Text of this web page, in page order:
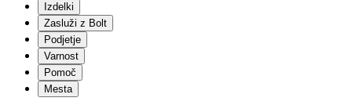
Izdelki
Zasluži z Bolt
Podjetje
Varnost
Pomoč
Mesta